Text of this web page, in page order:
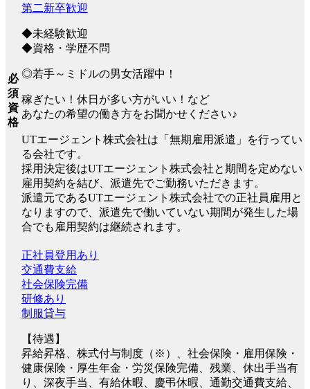
必
須
資
格
第二新卒歓迎
◆未経験歓迎
◆資格・学歴不問
◎若手～ミドルの男女活躍中！
稼ぎたい！休日が多い方がいい！など
あなたの希望の働き方をお聞かせください♪
UTエージェント株式会社は「無期雇用派遣」を行ってい
る会社です。
採用決定後はUTエージェント株式会社と期間を定めない
雇用契約を結び、派遣先でご勤務いただきます。
派遣元であるUTエージェント株式会社での正社員雇用と
なりますので、派遣先で働いていない期間が発生した場
合でも雇用契約は継続されます。
正社員登用あり
交通費支給
社会保険完備
研修あり
制服貸与
【待遇】
昇給昇格、株式付与制度（※）、社会保険・雇用保険・
健康保険・厚生年金・労災保険完備、残業、休出手当有
り、深夜手当、有給休暇、慶弔休暇、通勤交通費支給、